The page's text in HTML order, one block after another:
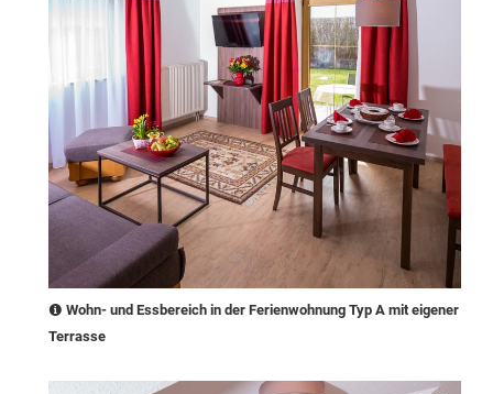
Wohn- und Essbereich in der Ferienwohnung Typ A mit eigener
Terrasse